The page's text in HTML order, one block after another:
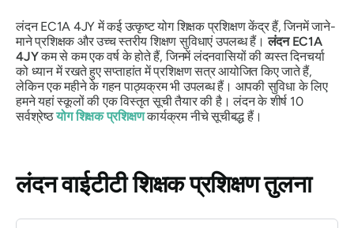
लंदन EC1A 4JY में कई उत्कृष्ट योग शिक्षक प्रशिक्षण केंद्र हैं, जिनमें जाने-
माने प्रशिक्षक और उच्च स्तरीय शिक्षण सुविधाएं उपलब्ध हैं।लंदन EC1A
4JYकम से कम एक वर्ष के होते हैं, जिनमें लंदनवासियों की व्यस्त दिनचर्या
को ध्यान में रखते हुए सप्ताहांत में प्रशिक्षण सत्र आयोजित किए जाते हैं,
लेकिन एक महीने के गहन पाठ्यक्रम भी उपलब्ध हैं। आपकी सुविधा के लिए
हमने यहां स्कूलों की एक विस्तृत सूची तैयार की है। लंदन के शीर्ष 10
सर्वश्रेष्ठयोग शिक्षक प्रशिक्षणकार्यक्रम नीचे सूचीबद्ध हैं।
लंदन वाईटीटी शिक्षक प्रशिक्षण तुलना